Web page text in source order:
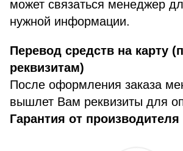
может связаться менеджер
нужной информации.
Перевод средств на карту
реквизитам)
После оформления заказа
вышлет Вам реквизиты для
Гарантия от